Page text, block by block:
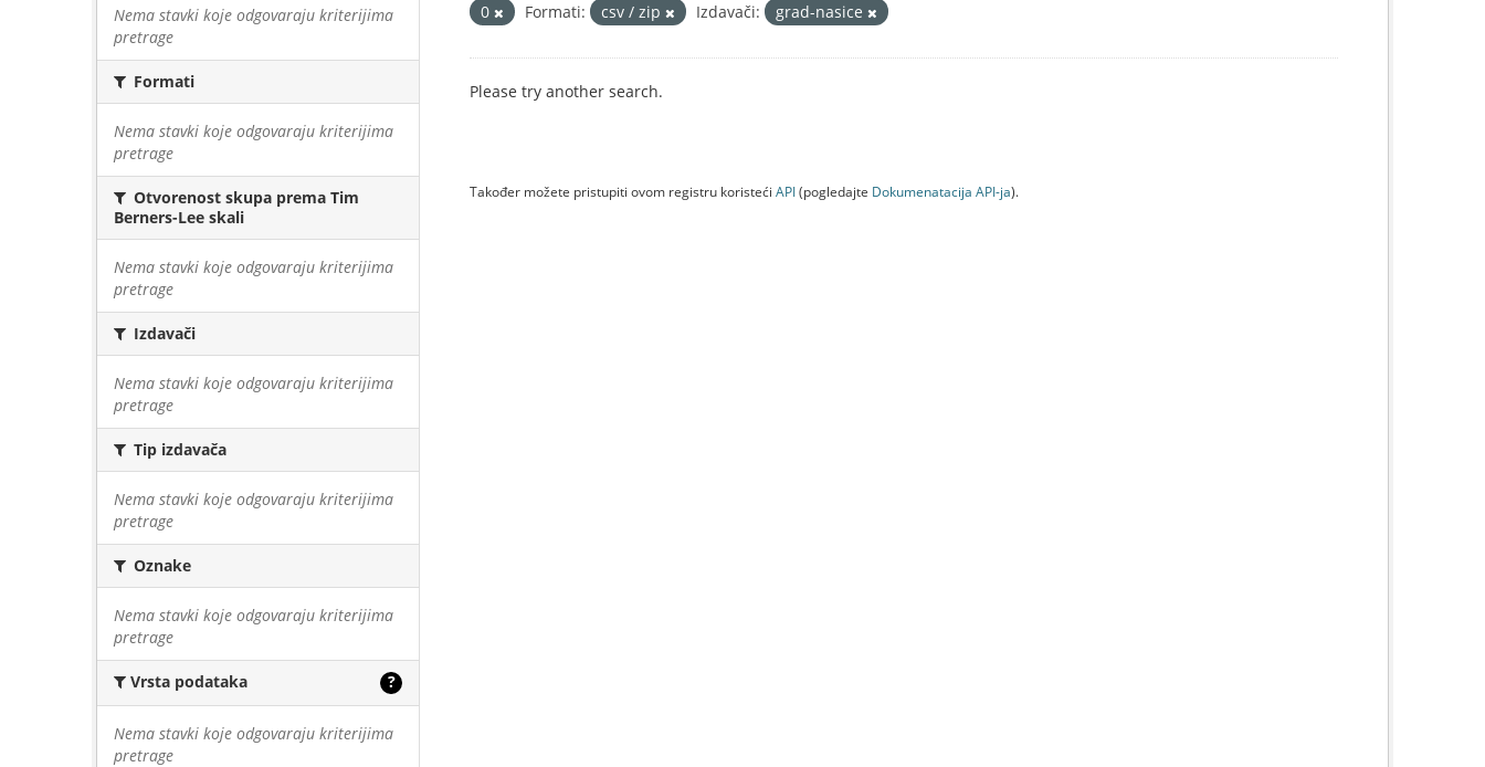
Nema stavki koje odgovaraju kriterijima
pretrage
Formati
Nema stavki koje odgovaraju kriterijima
pretrage
Otvorenost skupa prema Tim
Berners-Lee skali
Nema stavki koje odgovaraju kriterijima
pretrage
Izdavači
Nema stavki koje odgovaraju kriterijima
pretrage
Tip izdavača
Nema stavki koje odgovaraju kriterijima
pretrage
Oznake
Nema stavki koje odgovaraju kriterijima
pretrage
Vrsta podataka ?
Nema stavki koje odgovaraju kriterijima
pretrage
0
Formati: csv / zip Izdavači: grad-nasice
Please try another search.
Također možete pristupiti ovom registru koristeći API(pogledajte Dokumenаtаcijа API-jа).